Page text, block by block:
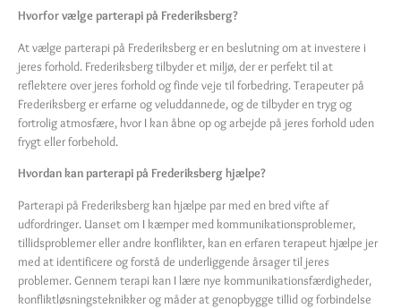
Hvorfor vælge parterapi på Frederiksberg?
At vælge parterapi på Frederiksberg er en beslutning om at investere i
jeres forhold. Frederiksberg tilbyder et miljø, der er perfekt til at
reflektere over jeres forhold og finde veje til forbedring. Terapeuter på
Frederiksberg er erfarne og veluddannede, og de tilbyder en tryg og
fortrolig atmosfære, hvor I kan åbne op og arbejde på jeres forhold uden
frygt eller forbehold.
Hvordan kan parterapi på Frederiksberg hjælpe?
Parterapi på Frederiksberg kan hjælpe par med en bred vifte af
udfordringer. Uanset om I kæmper med kommunikationsproblemer,
tillidsproblemer eller andre konflikter, kan en erfaren terapeut hjælpe jer
med at identificere og forstå de underliggende årsager til jeres
problemer. Gennem terapi kan I lære nye kommunikationsfærdigheder,
konfliktløsningsteknikker og måder at genopbygge tillid og forbindelse